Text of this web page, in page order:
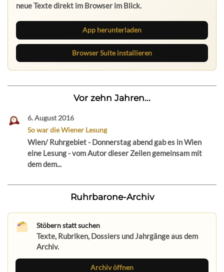
neue Texte direkt im Browser im Blick.
App herunterladen
Browser Suite installieren
Vor zehn Jahren...
6. August 2016
So war die Wiener Lesung
Wien/ Ruhrgebiet - Donnerstag abend gab es in Wien
eine Lesung - vom Autor dieser Zeilen gemeinsam mit
dem dem...
Ruhrbarone-Archiv
Stöbern statt suchen
Texte, Rubriken, Dossiers und Jahrgänge aus dem
Archiv.
Archiv öffnen